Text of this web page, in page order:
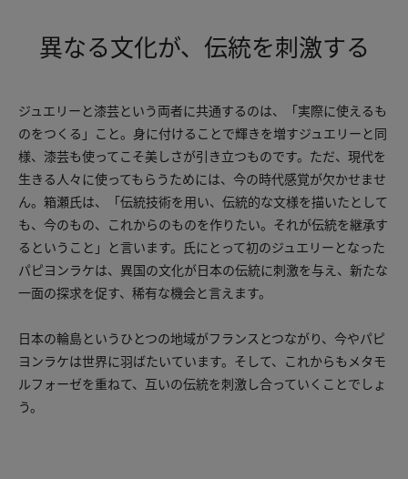
異なる文化が、伝統を刺激する
ジュエリーと漆芸という両者に共通するのは、「実際に使えるも
のをつくる」こと。身に付けることで輝きを増すジュエリーと同
様、漆芸も使ってこそ美しさが引き立つものです。ただ、現代を
生きる人々に使ってもらうためには、今の時代感覚が欠かせませ
ん。箱瀬氏は、「伝統技術を用い、伝統的な文様を描いたとして
も、今のもの、これからのものを作りたい。それが伝統を継承す
るということ」と言います。氏にとって初のジュエリーとなった
パピヨンラケは、異国の文化が日本の伝統に刺激を与え、新たな
一面の探求を促す、稀有な機会と言えます。
日本の輪島というひとつの地域がフランスとつながり、今やパピ
ヨンラケは世界に羽ばたいています。そして、これからもメタモ
ルフォーゼを重ねて、互いの伝統を刺激し合っていくことでしょ
う。